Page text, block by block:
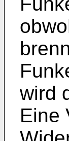
wird
Eine